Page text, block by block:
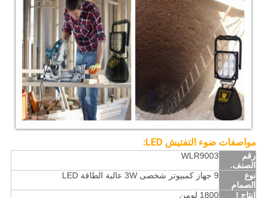
مواصفات ضوء التفتيش LED:
رقم
الصنف.
WLR9003
نوع
الصمام
9 جهاز كمبيوتر شخصى 3W عالية الطاقة LED
انتاج | 1800 لومن